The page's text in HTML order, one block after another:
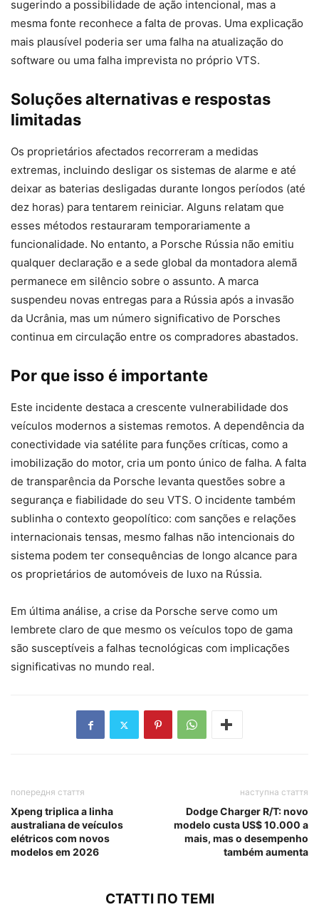
sugerindo a possibilidade de ação intencional, mas a
mesma fonte reconhece a falta de provas. Uma explicação
mais plausível poderia ser uma falha na atualização do
software ou uma falha imprevista no próprio VTS.
Soluções alternativas e respostas
limitadas
Os proprietários afectados recorreram a medidas
extremas, incluindo desligar os sistemas de alarme e até
deixar as baterias desligadas durante longos períodos (até
dez horas) para tentarem reiniciar. Alguns relatam que
esses métodos restauraram temporariamente a
funcionalidade. No entanto, a Porsche Rússia não emitiu
qualquer declaração e a sede global da montadora alemã
permanece em silêncio sobre o assunto. A marca
suspendeu novas entregas para a Rússia após a invasão
da Ucrânia, mas um número significativo de Porsches
continua em circulação entre os compradores abastados.
Por que isso é importante
Este incidente destaca a crescente vulnerabilidade dos
veículos modernos a sistemas remotos. A dependência da
conectividade via satélite para funções críticas, como a
imobilização do motor, cria um ponto único de falha. A falta
de transparência da Porsche levanta questões sobre a
segurança e fiabilidade do seu VTS. O incidente também
sublinha o contexto geopolítico: com sanções e relações
internacionais tensas, mesmo falhas não intencionais do
sistema podem ter consequências de longo alcance para
os proprietários de automóveis de luxo na Rússia.
Em última análise, a crise da Porsche serve como um
lembrete claro de que mesmo os veículos topo de gama
são susceptíveis a falhas tecnológicas com implicações
significativas no mundo real.
попередня стаття
Xpeng triplica a linha
australiana de veículos
elétricos com novos
modelos em 2026
наступна стаття
Dodge Charger R/T: novo
modelo custa US$ 10.000 a
mais, mas o desempenho
também aumenta
СТАТТІ ПО ТЕМІ